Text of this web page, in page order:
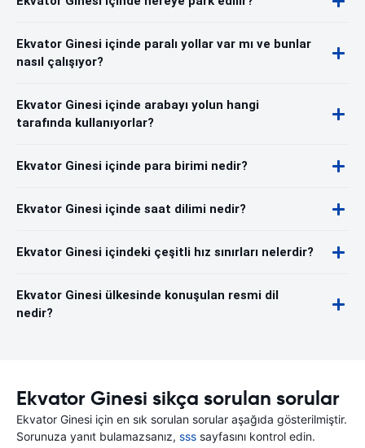
Ekvator Ginesi içinde paralı yollar var mı ve bunlar
nasıl çalışıyor?
Ekvator Ginesi içinde arabayı yolun hangi
tarafında kullanıyorlar?
Ekvator Ginesi içinde para birimi nedir?
Ekvator Ginesi içinde saat dilimi nedir?
Ekvator Ginesi içindeki çeşitli hız sınırları nelerdir?
Ekvator Ginesi ülkesinde konuşulan resmi dil
nedir?
Ekvator Ginesi sikça sorulan sorular
Ekvator Ginesi için en sık sorulan sorular aşağıda gösterilmiştir.
Sorunuza yanıt bulamazsanız, sss sayfasını kontrol edin.